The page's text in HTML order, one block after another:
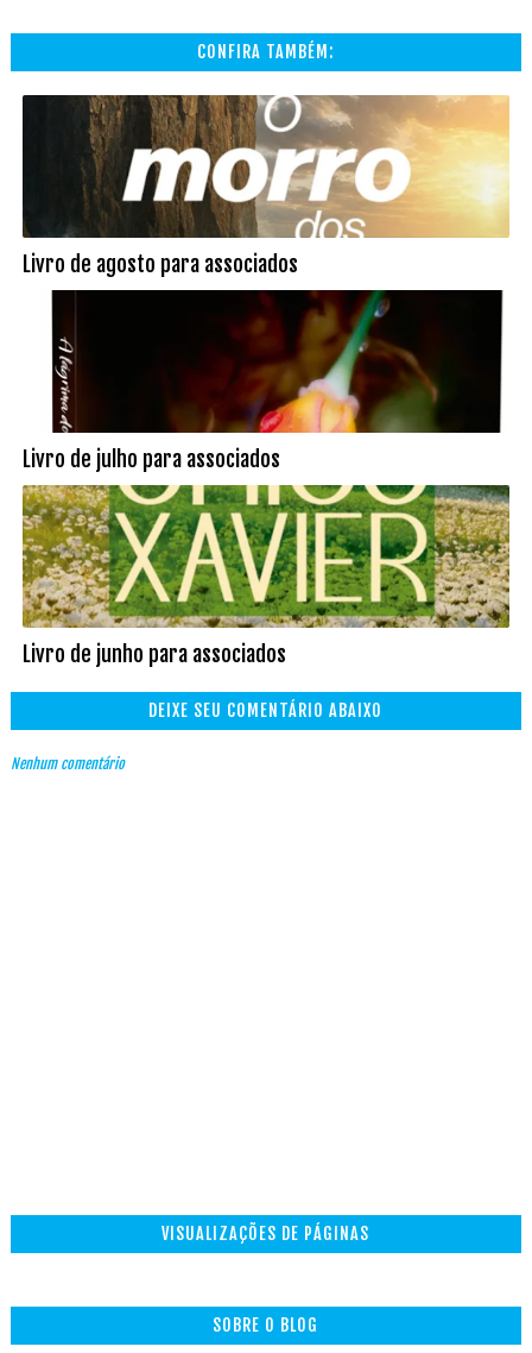
CONFIRA TAMBÉM:
Livro de agosto para associados
Livro de julho para associados
Livro de junho para associados
DEIXE SEU COMENTÁRIO ABAIXO
Nenhum comentário
VISUALIZAÇÕES DE PÁGINAS
SOBRE O BLOG